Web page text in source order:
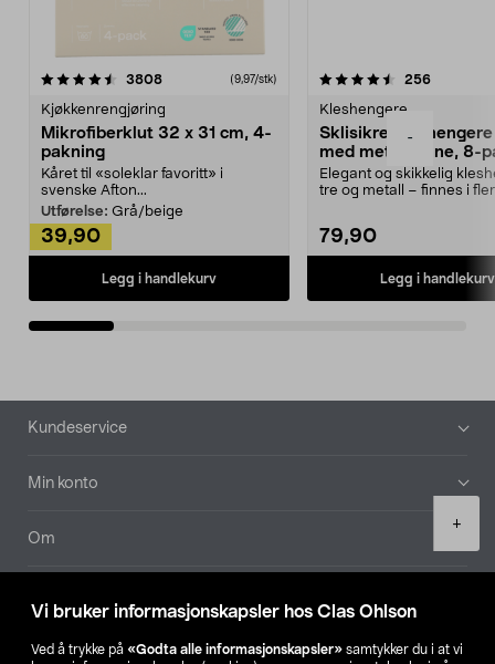
Vi bruker informasjonskapsler hos Clas Ohlson
Ved å trykke på «Godta alle informasjonskapsler» samtykker du i at vi
-
+
3808anmeldelser(9,97/stk)
Kjøkkenrengjøring
Mikrofiberklut 32 x 31 cm, 4-
pakning
Kåret til «soleklar favoritt» i
svenske Afton...
Utførelse: Grå/beige
39,90
Legg i handlekurv
4.5av 5 stjerner 256
Kleshengere
Sklisikre
med metallpinne, 8-
Elegant og skikkelig
tre og metall – finnes i
79,90
Legg i handlekurv
4.5av 5 stjerner
Bunntekst
Kundeservice
Min konto
Om
Våre selskaper